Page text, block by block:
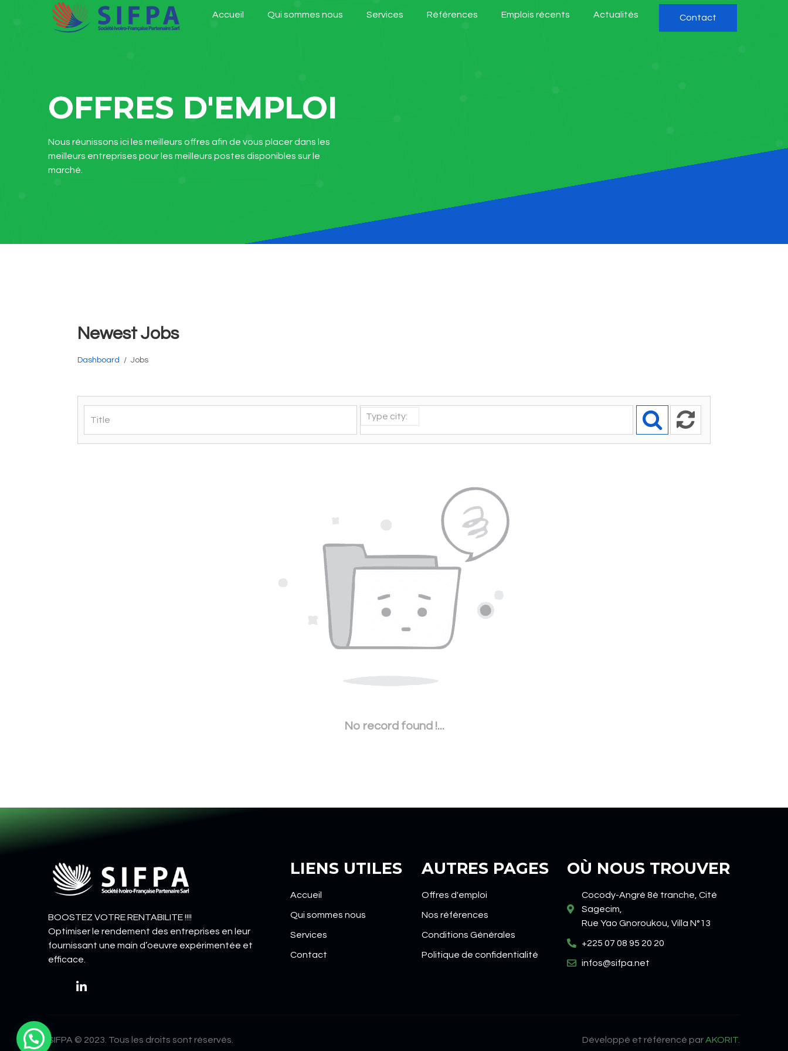
Accueil Qui sommes nous Services Références Emplois récents Actualités Contact
OFFRES D'EMPLOI
Nous réunissons ici les meilleurs offres afin de vous placer dans les
meilleurs entreprises pour les meilleurs postes disponibles sur le
marché.
Newest Jobs
Dashboard Jobs
No record found !...
BOOSTEZ VOTRE RENTABILITE !!!!
Optimiser le rendement des entreprises en leur
fournissant une main d’oeuvre expérimentée et
efficace.
LIENS UTILES
Accueil
Qui sommes nous
Services
Contact
AUTRES PAGES
Offres d'emploi
Nos références
Conditions Générales
Politique de confidentialité
OÙ NOUS TROUVER
Cocody-Angré 8è tranche, Cité
Sagecim,
Rue Yao Gnoroukou, Villa N°13
+225 07 08 95 20 20
infos@sifpa.net
SIFPA © 2023. Tous les droits sont réservés. Développé et référencé parAKORIT.